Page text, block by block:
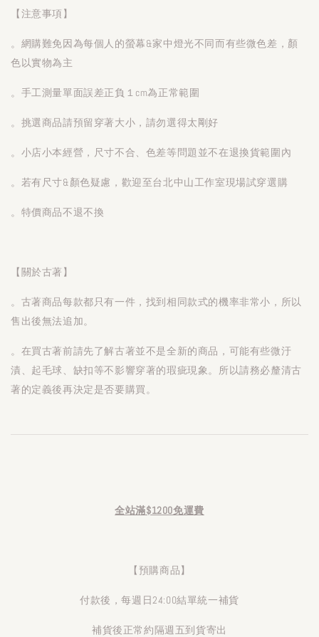
【注意事項】
。網購難免因為每個人的螢幕&家中燈光不同而有些微色差，顏
色以實物為主
。手工測量單面誤差正負１cm為正常範圍
。挑選商品請預留穿著大小，請勿選得太剛好
。小店小本經營，尺寸不合、色差等問題並不在退換貨範圍內
。若有尺寸&顏色疑慮，歡迎至台北中山工作室現場試穿選購
。特價商品不退不換
【關於古著】
。古著商品每款都只有一件，找到相同款式的機率非常小，所以
售出後無法追加。
。在買古著前請先了解古著並不是全新的商品，可能有些微汙
漬、起毛球、缺扣等不影響穿著的瑕疵現象。所以請務必釐清古
著的定義後再決定是否要購買。
全站滿$1200免運費
【預購商品】
付款後，每週日24:00結單統一補貨
補貨後正常約隔週五到貨寄出